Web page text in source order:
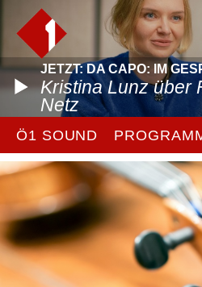
JETZT: DA CAPO: IM
Kristina Lunz über
Netz
Ö1 SOUND